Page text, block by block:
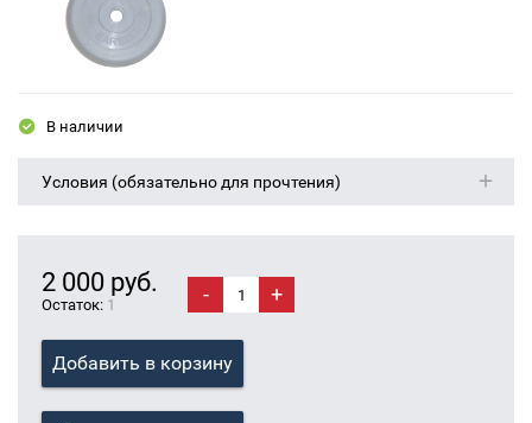
В наличии
Условия (обязательно для прочтения)
2 000 руб.
Остаток: 1 - +
Добавить в корзину